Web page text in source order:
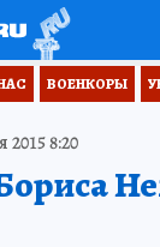
ВОЕНКОРЫ
2015 8:20